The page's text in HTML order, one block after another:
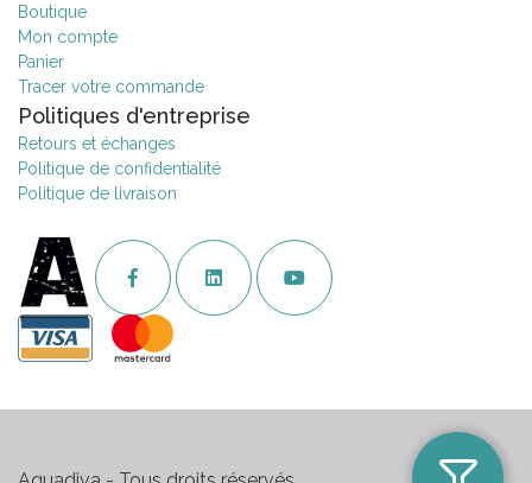
Boutique
Mon compte
Panier
Tracer votre commande
Politiques d'entreprise
Retours et échanges
Politique de confidentialité
Politique de livraison